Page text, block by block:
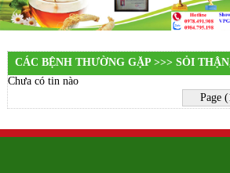
CÁC BỆNH THƯỜNG GẶP >>> SỎI
Chưa có tin nào
Page